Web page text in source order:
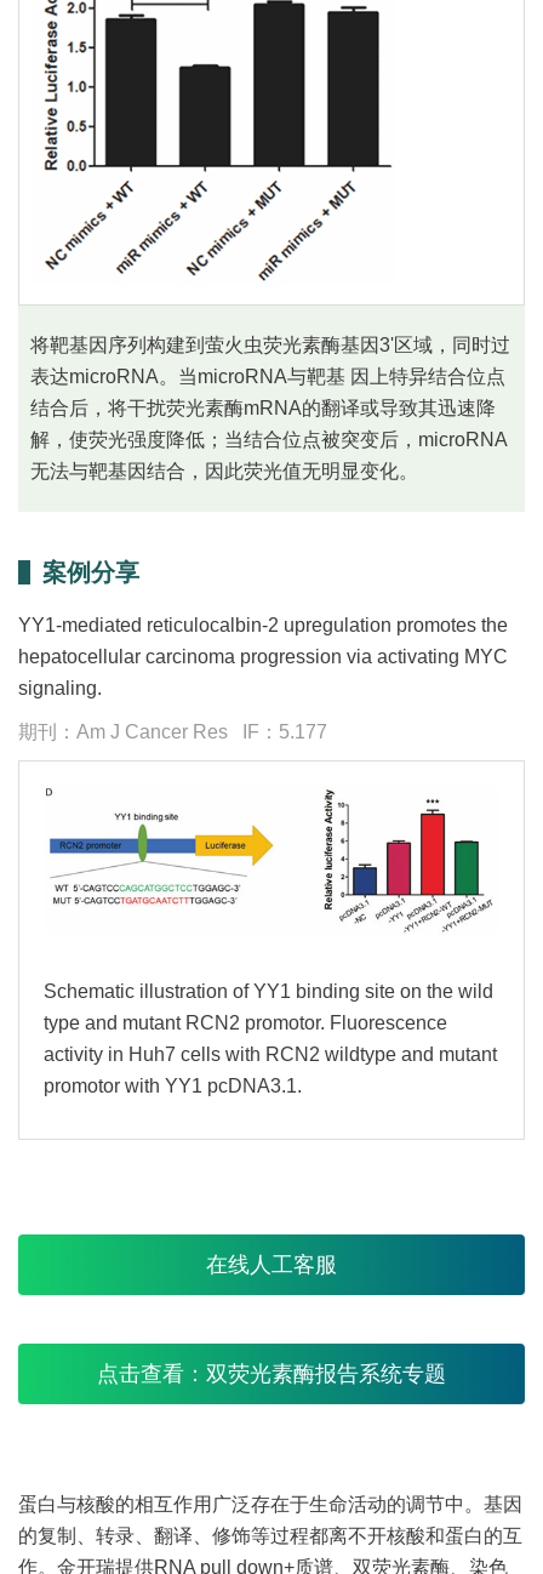
将靶基因序列构建到萤火虫荧光素酶基因3'区域，同时过
表达microRNA。当microRNA与靶基 因上特异结合位点
结合后，将干扰荧光素酶mRNA的翻译或导致其迅速降
解，使荧光强度降低；当结合位点被突变后，microRNA
无法与靶基因结合，因此荧光值无明显变化。
案例分享
YY1-mediated reticulocalbin-2 upregulation promotes the
hepatocellular carcinoma progression via activating MYC
signaling.
期刊：Am J Cancer Res IF：5.177
Schematic illustration of YY1 binding site on the wild
type and mutant RCN2 promotor. Fluorescence
activity in Huh7 cells with RCN2 wildtype and mutant
promotor with YY1 pcDNA3.1.
在线人工客服
点击查看：双荧光素酶报告系统专题
蛋白与核酸的相互作用广泛存在于生命活动的调节中。基因
的复制、转录、翻译、修饰等过程都离不开核酸和蛋白的互
作。金开瑞提供RNA pull down+质谱、双荧光素酶、染色